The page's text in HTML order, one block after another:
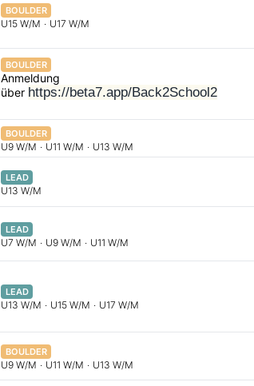
BOULDER
U15 W/M · U17 W/M
BOULDER
Anmeldung
über https://beta7.app/Back2School2
BOULDER
U9 W/M · U11 W/M · U13 W/M
LEAD
U13 W/M
LEAD
U7 W/M · U9 W/M · U11 W/M
LEAD
U13 W/M · U15 W/M · U17 W/M
BOULDER
U9 W/M · U11 W/M · U13 W/M